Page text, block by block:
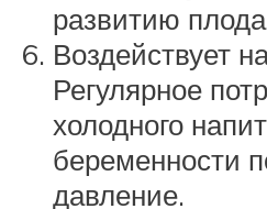
развитию
Воздействует
Регулярное
холодного
беременности
давление.